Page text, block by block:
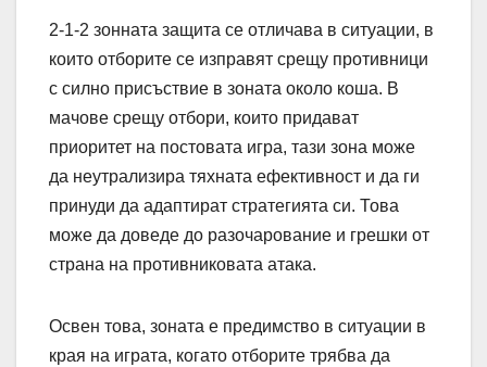
2-1-2 зонната защита се отличава в ситуации, в
които отборите се изправят срещу противници
с силно присъствие в зоната около коша. В
мачове срещу отбори, които придават
приоритет на постовата игра, тази зона може
да неутрализира тяхната ефективност и да ги
принуди да адаптират стратегията си. Това
може да доведе до разочарование и грешки от
страна на противниковата атака.
Освен това, зоната е предимство в ситуации в
края на играта, когато отборите трябва да